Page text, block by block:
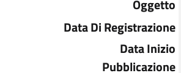
Oggetto
Data Di Registrazione
Data Inizio
Pubblicazione